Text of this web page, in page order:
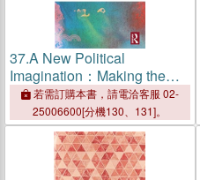
37.A New Political
Imagination：Making the
Case若需訂購本書，請電洽客服 02-
25006600[分機130、131]。